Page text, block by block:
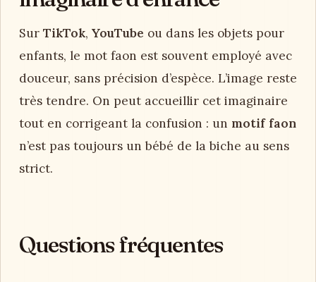
Sur TikTok, YouTube ou dans les objets pour
enfants, le mot faon est souvent employé avec
douceur, sans précision d’espèce. L’image reste
très tendre. On peut accueillir cet imaginaire
tout en corrigeant la confusion : un motif faon
n’est pas toujours un bébé de la biche au sens
strict.
Questions fréquentes